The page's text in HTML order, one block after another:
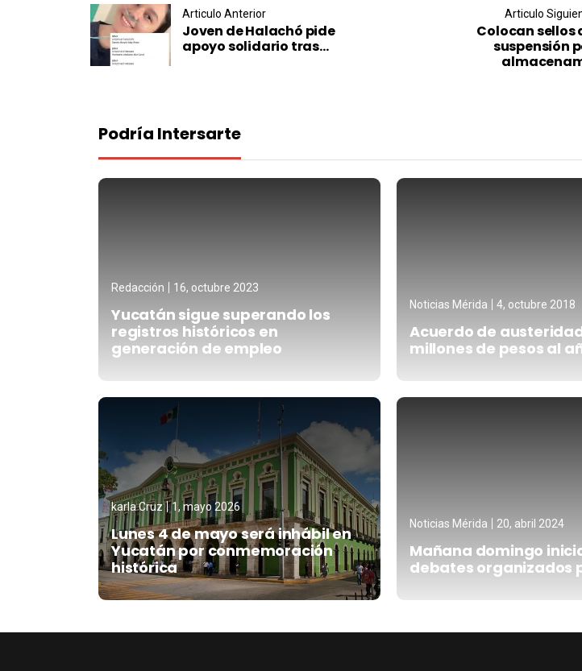
Post navigation
Articulo Anterior
Joven de Halachó pide
apoyo solidario tras...
Articulo
Colocan sellos
suspensión
Podría Intersarte
Redacción 16, octubre 2023
Yucatán sigue superando los
registros históricos en
generación de empleo
Noticias Mérida 4, octubre 2018
Acuerdo de
millones de pesos al
karla Cruz 1, mayo 2026
Lunes 4 de mayo será inhábil en
Yucatán por conmemoración
histórica
Noticias Mérida 20, abril 2024
Mañana domingo
debates organizados